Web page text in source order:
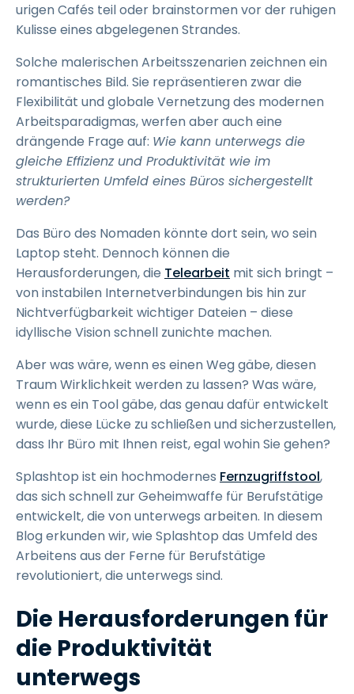
urigen Cafés teil oder brainstormen vor der ruhigen
Kulisse eines abgelegenen Strandes.
Solche malerischen Arbeitsszenarien zeichnen ein
romantisches Bild. Sie repräsentieren zwar die
Flexibilität und globale Vernetzung des modernen
Arbeitsparadigmas, werfen aber auch eine
drängende Frage auf: Wie kann unterwegs die
gleiche Effizienz und Produktivität wie im
strukturierten Umfeld eines Büros sichergestellt
werden?
Das Büro des Nomaden könnte dort sein, wo sein
Laptop steht. Dennoch können die
Herausforderungen, die Telearbeit mit sich bringt –
von instabilen Internetverbindungen bis hin zur
Nichtverfügbarkeit wichtiger Dateien – diese
idyllische Vision schnell zunichte machen.
Aber was wäre, wenn es einen Weg gäbe, diesen
Traum Wirklichkeit werden zu lassen? Was wäre,
wenn es ein Tool gäbe, das genau dafür entwickelt
wurde, diese Lücke zu schließen und sicherzustellen,
dass Ihr Büro mit Ihnen reist, egal wohin Sie gehen?
Splashtop ist ein hochmodernes Fernzugriffstool,
das sich schnell zur Geheimwaffe für Berufstätige
entwickelt, die von unterwegs arbeiten. In diesem
Blog erkunden wir, wie Splashtop das Umfeld des
Arbeitens aus der Ferne für Berufstätige
revolutioniert, die unterwegs sind.
Die Herausforderungen für
die Produktivität
unterwegs